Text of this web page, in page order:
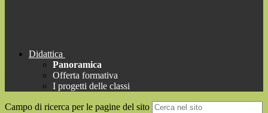
Didattica
Panoramica
Offerta formativa
I progetti delle classi
Campo di ricerca per le pagine del sito